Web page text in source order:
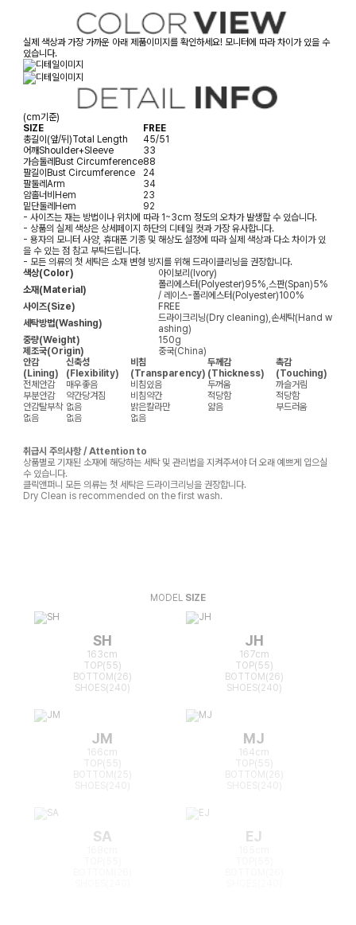
실제 색상과 가장 가까운 아래 제품이미지를 확인하세요! 모니터에 따라 차이가 있을 수
있습니다.
(cm기준)
SIZE
FREE
총길이(앞/뒤)Total Length
45/51
어깨Shoulder+Sleeve
33
가슴둘레Bust Circumference88
팔길이Bust Circumference
24
팔둘레Arm
34
암홀너비Hem
23
밑단둘레Hem
92
- 사이즈는 재는 방법이나 위치에 따라 1~3cm 정도의 오차가 발생할 수 있습니다.
- 상품의 실제 색상은 상세페이지 하단의 디테일 컷과 가장 유사합니다.
- 용자의 모니터 사양, 휴대폰 기종 및 해상도 설정에 따라 실제 색상과 다소 차이가 있
을 수 있는 점 참고 부탁드립니다.
- 모든 의류의 첫 세탁은 소재 변형 방지를 위해 드라이클리닝을 권장합니다.
색상(Color)
아이보리(Ivory)
소재(Material)
폴리에스터(Polyester)95%,스판(Span)5%
/ 레이스-폴리에스터(Polyester)100%
사이즈(Size)
FREE
세탁방법(Washing)
드라이크리닝(Dry cleaning),손세탁(Hand w
ashing)
중량(Weight)
150g
제조국(Origin)
중국(China)
안감
(Lining)
신축성
(Flexibility)
비침
(Transparency)
두께감
(Thickness)
촉감
(Touching)
전체안감
매우좋음 비침있음 두꺼움
까슬거림
부분안감
약간당겨짐 비침약간 적당함
적당함
안감탈부착 없음 밝은칼라만 얇음
부드러움
없음
없음 없음
취급시 주의사항 / Attention to
상품별로 기재된 소재에 해당하는 세탁 및 관리법을 지켜주셔야 더 오래 예쁘게 입으실
수 있습니다.
클릭앤퍼니 모든 의류는 첫 세탁은 드라이크리닝을 권장합니다.
Dry Clean is recommended on the first wash.
MODEL SIZE
SH
163cm
TOP(55)
BOTTOM(26)
SHOES(240)
JH
167cm
TOP(55)
BOTTOM(26)
SHOES(240)
JM
166cm
TOP(55)
BOTTOM(25)
MJ
164cm
TOP(55)
BOTTOM(26)
SA EJ